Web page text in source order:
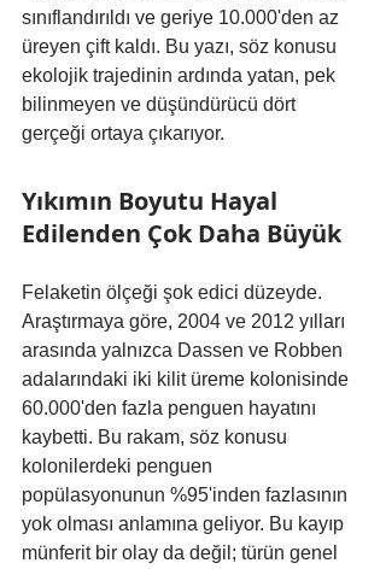
sınıflandırıldı ve geriye 10.000'den az
üreyen çift kaldı. Bu yazı, söz konusu
ekolojik trajedinin ardında yatan, pek
bilinmeyen ve düşündürücü dört
gerçeği ortaya çıkarıyor.
Yıkımın Boyutu Hayal
Edilenden Çok Daha Büyük
Felaketin ölçeği şok edici düzeyde.
Araştırmaya göre, 2004 ve 2012 yılları
arasında yalnızca Dassen ve Robben
adalarındaki iki kilit üreme kolonisinde
60.000'den fazla penguen hayatını
kaybetti. Bu rakam, söz konusu
kolonilerdeki penguen
popülasyonunun %95'inden fazlasının
yok olması anlamına geliyor. Bu kayıp
münferit bir olay da değil; türün genel